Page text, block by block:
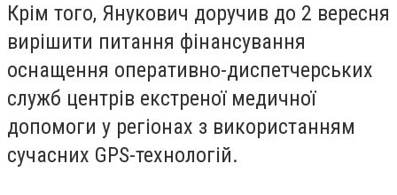
Крім того, Янукович доручив до 2 вересня
вирішити питання фінансування
оснащення оперативно-диспетчерських
служб центрів екстреної медичної
допомоги у регіонах з використанням
сучасних GPS-технологій.